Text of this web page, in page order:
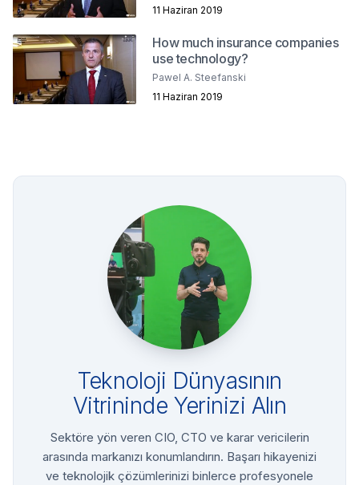
11 Haziran 2019
How much insurance companies
use technology?
Pawel A. Steefanski
11 Haziran 2019
Teknoloji Dünyasının
Vitrininde Yerinizi Alın
Sektöre yön veren CIO, CTO ve karar vericilerin
arasında markanızı konumlandırın. Başarı hikayenizi
ve teknolojik çözümlerinizi binlerce profesyonele